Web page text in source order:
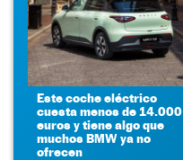
Este coche eléctrico
cuesta menos de 14.000
euros y tiene algo que
muchos BMW ya no
ofrecen